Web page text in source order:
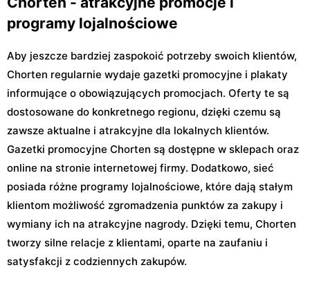
programy lojalnościowe
Aby jeszcze bardziej zaspokoić potrzeby swoich klientów,
Chorten regularnie wydaje gazetki promocyjne i plakaty
informujące o obowiązujących promocjach. Oferty te są
dostosowane do konkretnego regionu, dzięki czemu są
zawsze aktualne i atrakcyjne dla lokalnych klientów.
Gazetki promocyjne Chorten są dostępne w sklepach oraz
online na stronie internetowej firmy. Dodatkowo, sieć
posiada różne programy lojalnościowe, które dają stałym
klientom możliwość zgromadzenia punktów za zakupy i
wymiany ich na atrakcyjne nagrody. Dzięki temu, Chorten
tworzy silne relacje z klientami, oparte na zaufaniu i
satysfakcji z codziennych zakupów.